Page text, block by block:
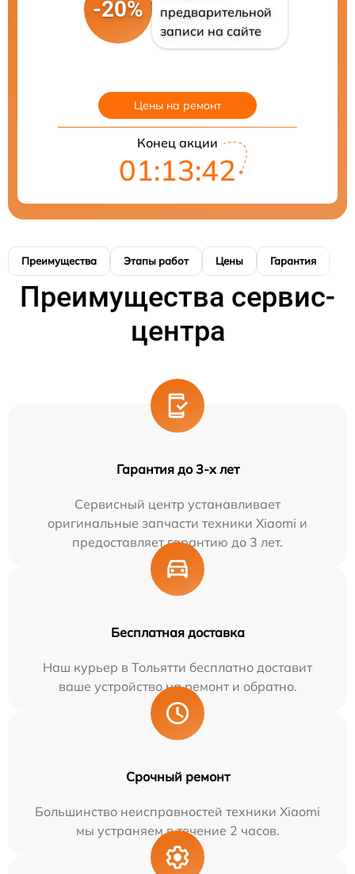
-20%
предварительной
записи на сайте
Цены на ремонт
Конец акции
01:13:41
Преимущества Этапы работ Цены Гарантия
Преимущества сервис-
центра
Гарантия до 3-х лет
Сервисный центр устанавливает
оригинальные запчасти техники Xiaomi и
предоставляет гарантию до 3 лет.
Бесплатная доставка
Наш курьер в Тольятти бесплатно доставит
ваше устройство на ремонт и обратно.
Срочный ремонт
Большинство неисправностей техники Xiaomi
мы устраняем в течение 2 часов.